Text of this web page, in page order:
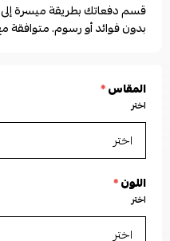
بدون فوائد أو رسوم. متوافقة
المقاس*
اختر
اللون*
اختر